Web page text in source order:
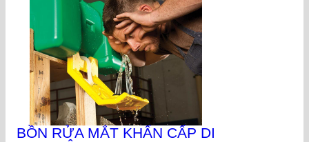
BỒN RỬA MẮT KHẨN CẤP DI